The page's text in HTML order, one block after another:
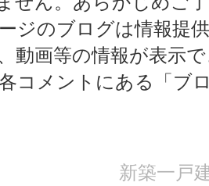
ジのブログは情報提
動画等の情報が表示
コメントにある「ブ
新築一戸